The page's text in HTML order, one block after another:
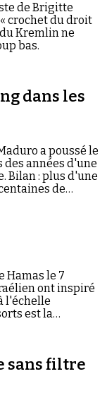
de Brigitte
crochet du droit
Kremlin ne
bas.
dans les
a poussé le
des années d'une
Bilan : plus d'une
de
Hamas le 7
ont inspiré
l'échelle
est la
sans filtre